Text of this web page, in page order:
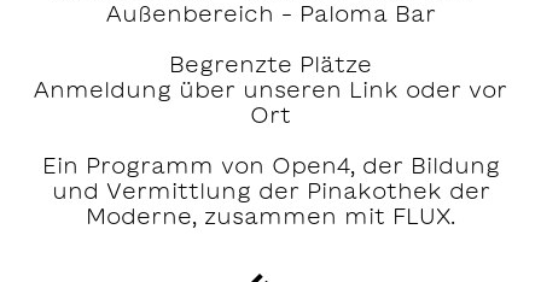
Außenbereich – Paloma Bar
Begrenzte Plätze
Anmeldung über unseren Link oder vor
Ort
Ein Programm von Open4, der Bildung
und Vermittlung der Pinakothek der
Moderne, zusammen mit FLUX.